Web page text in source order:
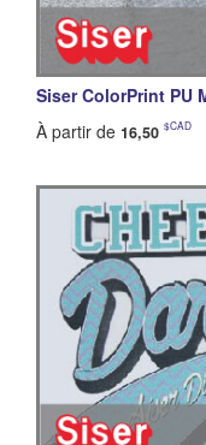
Siser ColorPrint PU
À partir de 16,50 $CAD